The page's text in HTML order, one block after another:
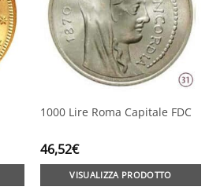
1000 Lire Roma Capitale FDC
46,52€
VISUALIZZA PRODOTTO